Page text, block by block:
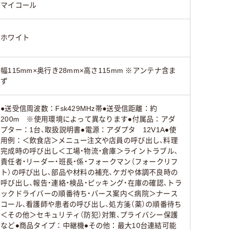
マイコール
ホワイト
幅115mm×奥行き28mm×高さ115mm ※アンテナ含ま
ず
●送受信周波数：Fsk429MHz帯●送受信距離：約
200m ※使用環境によって異なります●付属品：アダ
プター：1台、取扱説明書●電源：アダプタ 12V1A●使
用例：＜飲食店＞メニュー注文や店員の呼び出し、料理
完成時の呼び出し＜工場・物流・倉庫＞ライントラブル、
責任者・リーダー・班長・係・フォークマン（フォークリフ
ト）の呼び出し、部品や材料の補充、ケガや体調不良時の
呼び出し、報告・連絡・検品・ピッキング・在庫の確認、トラ
ックドライバーの順番待ち・バース案内＜病院＞ナース
コール、看護師や患者の呼び出し、処方箋（薬）の順番待ち
＜その他＞セキュリティ（防犯）対策、プライバシー保護
など●商品タイプ：中継機●その他：最大10台連結可能